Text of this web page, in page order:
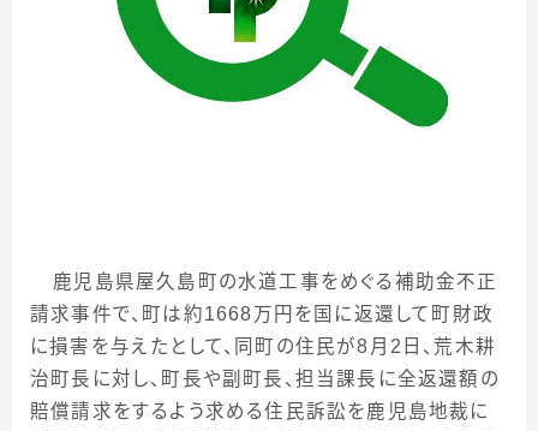
鹿児島県屋久島町の水道工事をめぐる補助金不正
請求事件で、町は約1668万円を国に返還して町財政
に損害を与えたとして、同町の住民が8 月 2 日、荒木耕
治町長に対し、町長や副町長、担当課長に全返還額の
賠償請求をするよう求める住民訴訟を鹿児島地裁に